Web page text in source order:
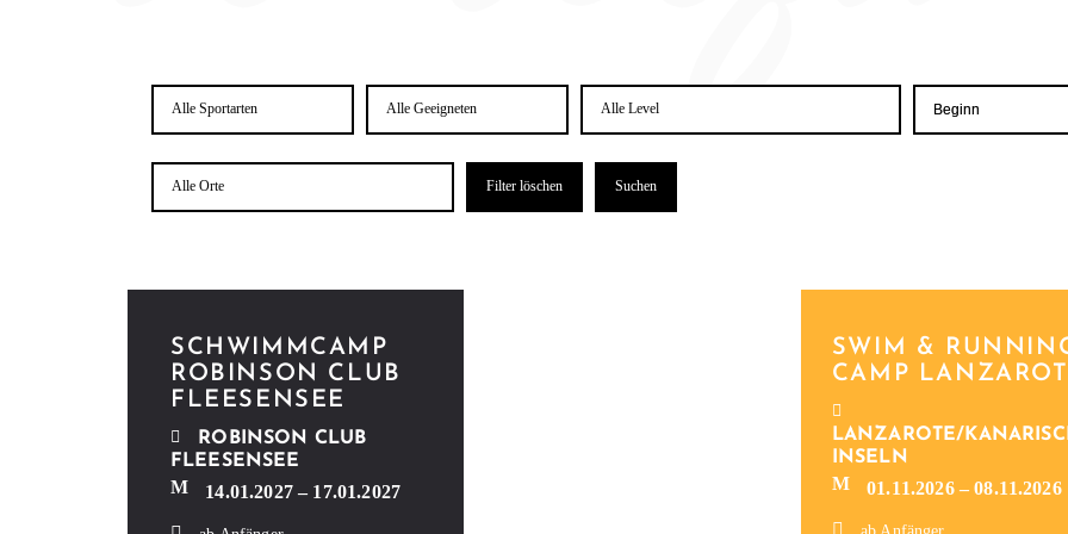
Sport­
ar­
ten
Geeig­
net für
Schwie­
rig­
keits­
Datum
Ort
SCHWIMM­CAMP
ROBIN­SON CLUB
FLEESENSEE
ROBIN­SON CLUB
FLEESENSEE
14.01.2027 – 17.01.2027
SWIM &
CAMP
LANZAROTE/
INSELN
01.11.2026 – 08.11.2026